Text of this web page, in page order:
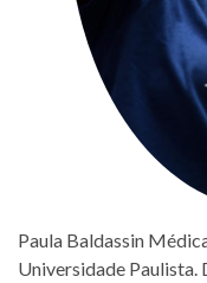
Paula Baldassin
Universidade Paulista.